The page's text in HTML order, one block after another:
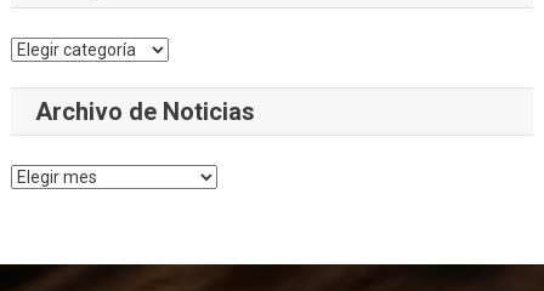
Categorías
Archivo de Noticias
Archivo